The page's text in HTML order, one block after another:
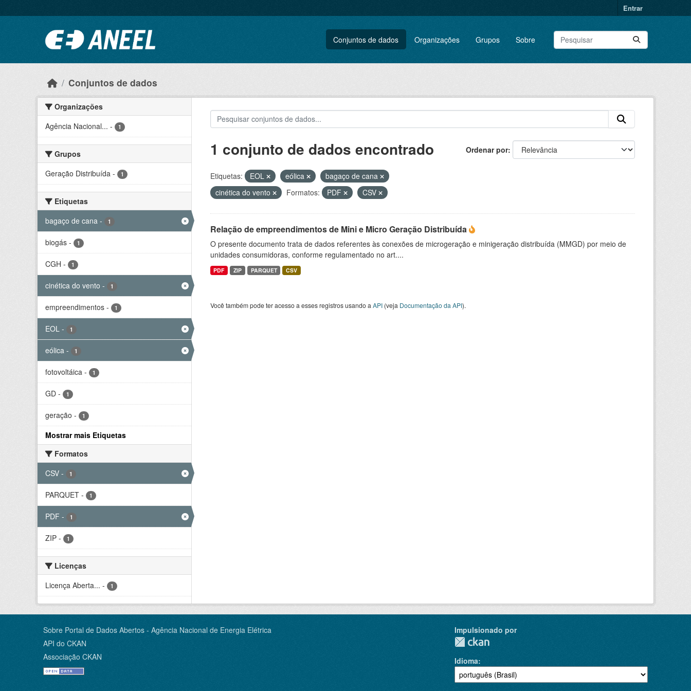
Entrar
Conjuntos de dados Organizações Grupos Sobre
Conjuntos de dados
Organizações
Agência Nacional... - 1
Grupos
Geração Distribuída - 1
Etiquetas
bagaço de cana - 1
biogás - 1
CGH - 1
cinética do vento - 1
empreendimentos - 1
EOL - 1
eólica - 1
fotovoltáica - 1
GD - 1
geração - 1
Mostrar mais Etiquetas
Formatos
CSV - 1
PARQUET - 1
PDF - 1
ZIP - 1
Licenças
Licença Aberta... - 1
Ordenar por
1 conjunto de dados encontrado
Etiquetas: EOL eólica
bagaço de cana
cinética do vento
Formatos: PDF CSV
Relação de empreendimentos de Mini e Micro Geração Distribuída
O presente documento trata de dados referentes às conexões de microgeração e minigeração distribuída (MMGD) por meio de
unidades consumidoras, conforme regulamentado no art....
PDF ZIP PARQUET CSV
Você também pode ter acesso a esses registros usando a API(veja Documentação da API).
Sobre Portal de Dados Abertos - Agência Nacional de Energia Elétrica
API do CKAN
Associação CKAN
Impulsionado por
Idioma